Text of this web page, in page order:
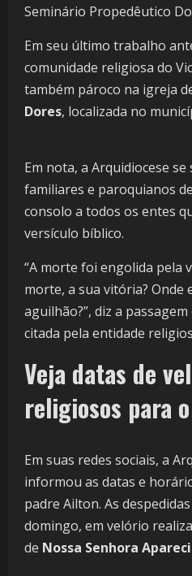
Seminário Propedêutico
Em seu último trabalho
comunidade religiosa do
também pároco na igreja
Dores, localizada no
Em nota, a Arquidiocese
familiares e paroquianos
consolo a todos os entes
versículo bíblico.
“A morte foi engolida pela
morte, a sua vitória? Onde
aguilhão?”, diz a
citada pela entidade
Veja datas de
religiosos para
Em suas redes sociais, a
informou as datas e
padre Ailton. As
domingo, em velório
de Nossa Senhora